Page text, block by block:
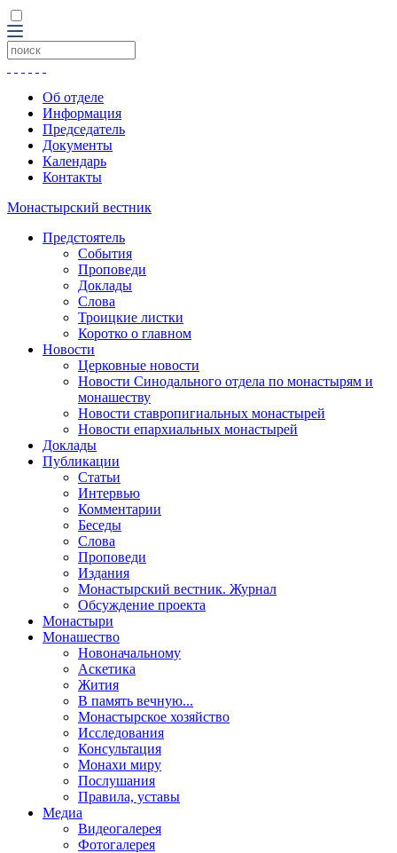
Об отделе
Информация
Председатель
Документы
Календарь
Контакты
Монастырский вестник
Предстоятель
События
Проповеди
Доклады
Слова
Троицкие листки
Коротко о главном
Новости
Церковные новости
Новости Синодального отдела по монастырям и
монашеству
Новости ставропигиальных монастырей
Новости епархиальных монастырей
Доклады
Публикации
Статьи
Интервью
Комментарии
Беседы
Слова
Проповеди
Издания
Монастырский вестник. Журнал
Обсуждение проекта
Монастыри
Монашество
Новоначальному
Аскетика
Жития
В память вечную...
Монастырское хозяйство
Исследования
Консультация
Монахи миру
Послушания
Правила, уставы
Медиа
Видеогалерея
Фотогалерея